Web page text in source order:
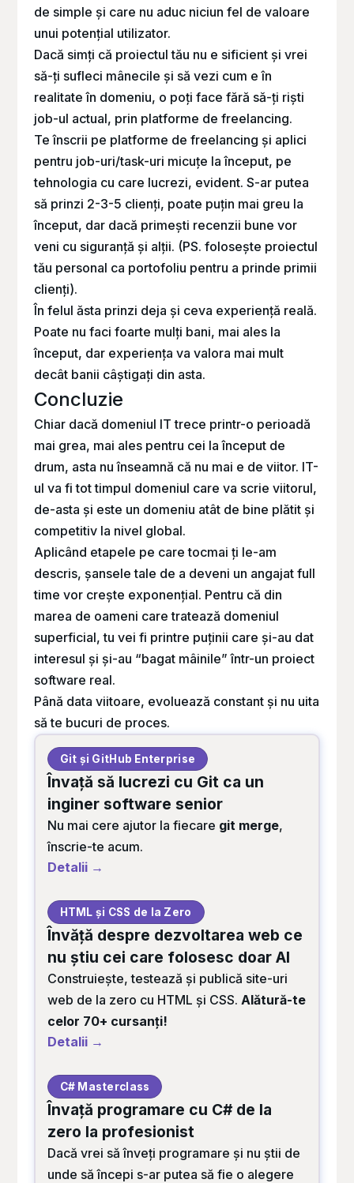
de simple și care nu aduc niciun fel de valoare
unui potențial utilizator.
Dacă simți că proiectul tău nu e sificient și vrei
să-ți sufleci mânecile și să vezi cum e în
realitate în domeniu, o poți face fără să-ți riști
job-ul actual, prin platforme de freelancing.
Te înscrii pe platforme de freelancing și aplici
pentru job-uri/task-uri micuțe la început, pe
tehnologia cu care lucrezi, evident. S-ar putea
să prinzi 2-3-5 clienți, poate puțin mai greu la
început, dar dacă primești recenzii bune vor
veni cu siguranță și alții. (PS. folosește proiectul
tău personal ca portofoliu pentru a prinde primii
clienți).
În felul ăsta prinzi deja și ceva experiență reală.
Poate nu faci foarte mulți bani, mai ales la
început, dar experiența va valora mai mult
decât banii câștigați din asta.
Concluzie
Chiar dacă domeniul IT trece printr-o perioadă
mai grea, mai ales pentru cei la început de
drum, asta nu înseamnă că nu mai e de viitor. IT-
ul va fi tot timpul domeniul care va scrie viitorul,
de-asta și este un domeniu atât de bine plătit și
competitiv la nivel global.
Aplicând etapele pe care tocmai ți le-am
descris, șansele tale de a deveni un angajat full
time vor crește exponențial. Pentru că din
marea de oameni care tratează domeniul
superficial, tu vei fi printre puținii care și-au dat
interesul și și-au “bagat mâinile” într-un proiect
software real.
Până data viitoare, evoluează constant și nu uita
să te bucuri de proces.
Git și GitHub Enterprise
Învață să lucrezi cu Git ca un
inginer software senior
Nu mai cere ajutor la fiecare git merge,
înscrie-te acum.
Detalii →
HTML și CSS de la Zero
Învăță despre dezvoltarea web ce
nu știu cei care folosesc doar AI
Construiește, testează și publică site-uri
web de la zero cu HTML și CSS. Alătură-te
celor 70+ cursanți!
Detalii →
C# Masterclass
Învață programare cu C# de la
zero la profesionist
Dacă vrei să înveți programare și nu știi de
unde să începi s-ar putea să fie o alegere